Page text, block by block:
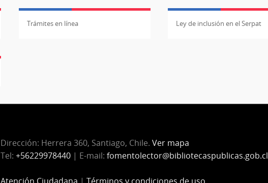
Trámites en línea Ley de inclusión en el Serpat
Dirección: Herrera 360, Santiago, Chile. Ver mapa
Tel: +56229978440 | E-mail: fomentolector@bibliotecaspublicas.gob.cl